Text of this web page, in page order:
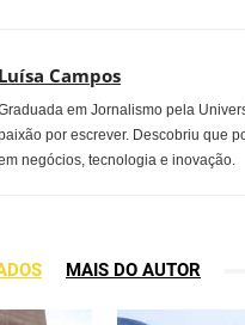
Luísa Campos
em Jornalismo pela
por escrever. Descobriu que
negócios, tecnologia e inovação.
MAIS DO AUTOR